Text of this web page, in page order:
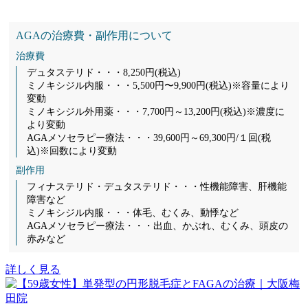
AGAの治療費・副作用について
治療費
デュタステリド・・・8,250円(税込)
ミノキシジル内服・・・5,500円〜9,900円(税込)※容量により
変動
ミノキシジル外用薬・・・7,700円～13,200円(税込)※濃度に
より変動
AGAメソセラピー療法・・・39,600円～69,300円/１回(税
込)※回数により変動
副作用
フィナステリド・デュタステリド・・・性機能障害、肝機能
障害など
ミノキシジル内服・・・体毛、むくみ、動悸など
AGAメソセラピー療法・・・出血、かぶれ、むくみ、頭皮の
赤みなど
詳しく見る